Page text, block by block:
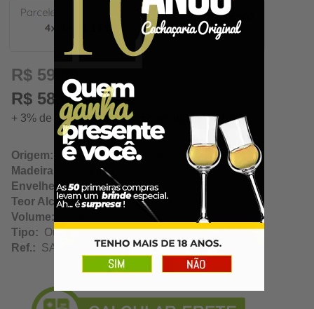
14,97
R$ 59,89
R$ 58,09 à vista
+ 3% de desconto à vista. Economize: R$ 1,80
Origem: Salinas / Minas Gerais
Madeira:
Amburana
Envelhecimento:2 Anos
Teor Alcoólico:42.00%
Volume:
Tipo: Ouro
Ref.: SA10509